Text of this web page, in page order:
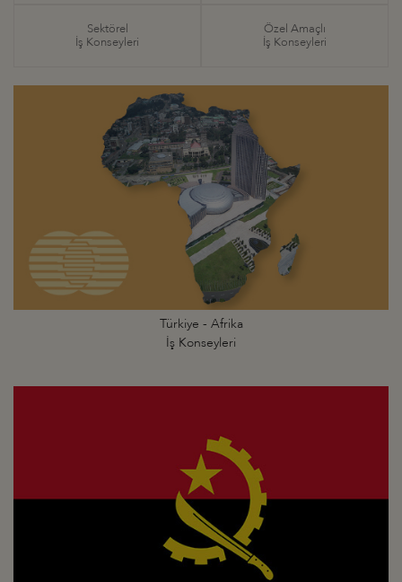
Sektörel
İş Konseyleri
Özel Amaçlı
İş Konseyleri
Türkiye - Afrika
İş Konseyleri